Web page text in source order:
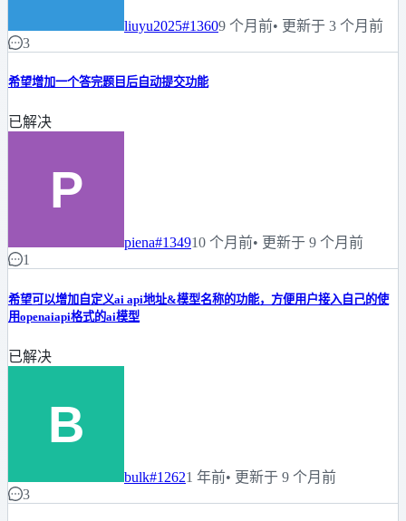
liuyu2025#13609 个月前• 更新于 3 个月前
3
希望增加一个答完题目后自动提交功能
已解决
piena#134910 个月前• 更新于 9 个月前
1
希望可以增加自定义ai api地址&模型名称的功能，方便用户接入自己的使
用openaiapi格式的ai模型
已解决
bulk#12621 年前• 更新于 9 个月前
3